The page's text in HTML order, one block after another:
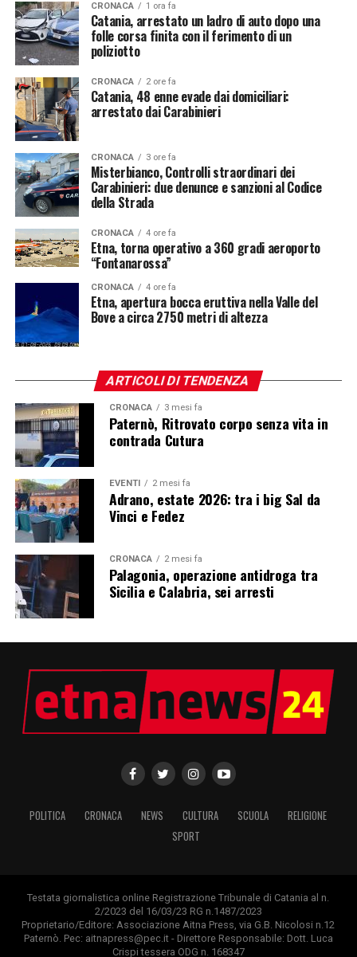
CRONACA 1 ora fa
Catania, arrestato un ladro di auto dopo una
folle corsa finita con il ferimento di un
poliziotto
CRONACA 2 ore fa
Catania, 48 enne evade dai domiciliari:
arrestato dai Carabinieri
CRONACA 3 ore fa
Misterbianco, Controlli straordinari dei
Carabinieri: due denunce e sanzioni al Codice
della Strada
CRONACA 4 ore fa
Etna, torna operativo a 360 gradi aeroporto
“Fontanarossa”
CRONACA 4 ore fa
Etna, apertura bocca eruttiva nella Valle del
Bove a circa 2750 metri di altezza
ARTICOLI DI TENDENZA
CRONACA 3 mesi fa
Paternò, Ritrovato corpo senza vita in
contrada Cutura
EVENTI 2 mesi fa
Adrano, estate 2026: tra i big Sal da
Vinci e Fedez
CRONACA 2 mesi fa
Palagonia, operazione antidroga tra
Sicilia e Calabria, sei arresti
POLITICA CRONACA NEWS CULTURA SCUOLA
RELIGIONE
SPORT
Testata giornalistica online Registrazione Tribunale di Catania al n.
2/2023 del 16/03/23 RG n.1487/2023
Proprietario/Editore: Associazione Aitna Press, via G.B. Nicolosi n.12
Paternò. Pec: aitnapress@pec.it - Direttore Responsabile: Dott. Luca
Crispi tessera ODG n. 168347